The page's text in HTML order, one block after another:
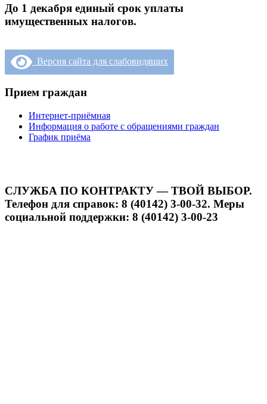
До 1 декабря единый срок уплаты
имущественных налогов.
Версия сайта для слабовидящих
Прием граждан
Интернет-приёмная
Информация о работе с обращениями граждан
График приёма
СЛУЖБА ПО КОНТРАКТУ — ТВОЙ ВЫБОР.
Телефон для справок: 8 (40142) 3-00-32. Меры
социальной поддержки: 8 (40142) 3-00-23